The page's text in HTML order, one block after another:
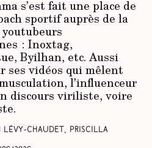
s’est fait une place de
sportif auprès de la
: Inoxtag,
Byilhan, etc. Aussi
ses vidéos qui mêlent
l’influenceur
discours viriliste, voire
Lévy-Chaudet, Priscilla